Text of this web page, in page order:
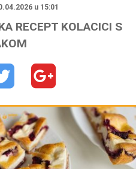
u 15:01
RECEPT KOLACICI S